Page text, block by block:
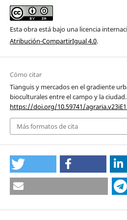
Esta obra está bajo una licencia
Atribución-CompartirIgual 4.0.
Cómo citar
Tianguis y mercados en el gradiente
bioculturales entre el campo y la
https://doi.org/10.59741/
Más formatos de cita